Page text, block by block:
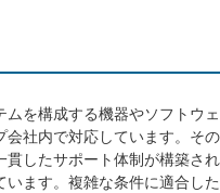
ムを構成する機器やソフトウ
会社内で対応しています。そ
貫したサポート体制が構築さ
います。複雑な条件に適合し